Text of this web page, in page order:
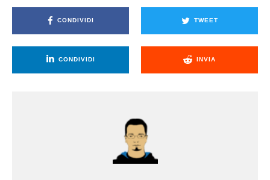
CONDIVIDI TWEET
CONDIVIDI INVIA